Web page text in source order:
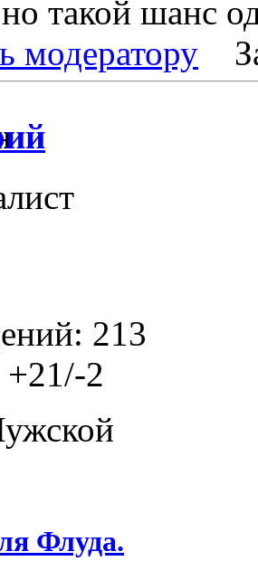
такой шанс
модератору
213
2
Флуда.